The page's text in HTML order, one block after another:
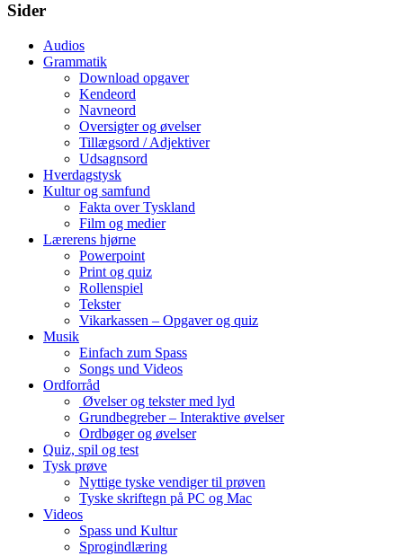
Sider
Audios
Grammatik
Download opgaver
Kendeord
Navneord
Oversigter og øvelser
Tillægsord / Adjektiver
Udsagnsord
Hverdagstysk
Kultur og samfund
Fakta over Tyskland
Film og medier
Lærerens hjørne
Powerpoint
Print og quiz
Rollenspiel
Tekster
Vikarkassen – Opgaver og quiz
Musik
Einfach zum Spass
Songs und Videos
Ordforråd
Øvelser og tekster med lyd
Grundbegreber – Interaktive øvelser
Ordbøger og øvelser
Quiz, spil og test
Tysk prøve
Nyttige tyske vendiger til prøven
Tyske skriftegn på PC og Mac
Videos
Spass und Kultur
Sprogindlæring